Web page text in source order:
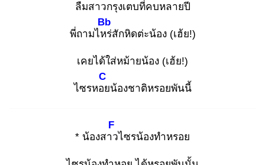
ลืมสาวกรุงเตบที่คบหลายปี
พี่ถามไหร่
Bb
สักหิดต่ะน้อง (เฮ้ย!)
เคยได้ใส่หม้ายน้อง (เฮ้ย!)
ไซรหอย
C
น้องชาติหรอยพันนี้
* น้องสาว
F
ไซรน้องทำหรอย